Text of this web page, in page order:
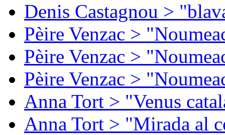
Denis Castagnou >
Pèire Venzac >
Pèire Venzac >
Pèire Venzac >
Anna Tort > "Venus
Anna Tort > "Mirada al